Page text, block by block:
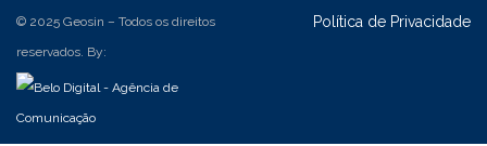
© 2025 Geosin – Todos os direitos
reservados. By:
Política de Privacidade